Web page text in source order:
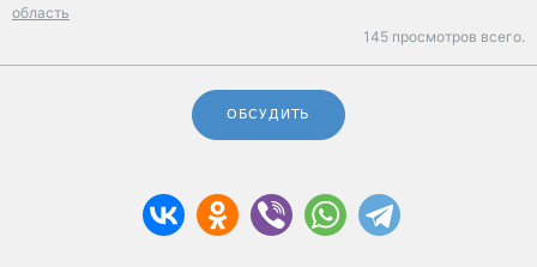
область
145 просмотров всего.
ОБСУДИТЬ